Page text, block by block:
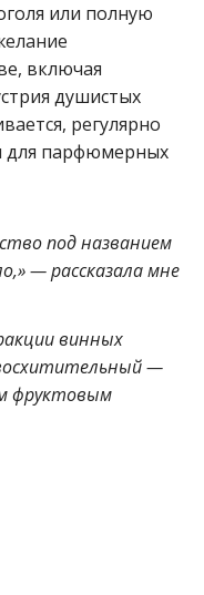
или полную
включая
душистых
регулярно
для парфюмерных
под названием
— рассказала мне
винных
—
фруктовым